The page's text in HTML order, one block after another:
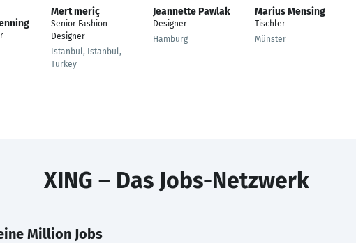
Mert meriç
Senior Fashion
Designer
Istanbul, Istanbul,
Turkey
Jeannette Pawlak
Designer
Hamburg
Marius Mensing
Tischler
Münster
XING – Das Jobs-Netzwerk
Million Jobs